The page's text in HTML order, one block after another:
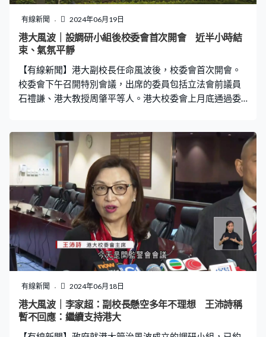
有線新聞 2024年06月19日
港大風波｜設調研小組後校委會首次開會 近半小時結
束、氣氛平靜
【有線新聞】港大副校長任命風波後，校委會首次開會。
校委會下午召開特別會議，出席的委員包括立法會前議員
石禮謙、港大教授周肇平等人。港大校委會上月底通過委
張翔及王沛詩都有出席，近半小時的會議氣氛平靜，未有
討論任命副校長事宜。
有線新聞 2024年06月18日
港大風波｜李家超：副校長懸空多年不理想 王沛詩稱
暫不回應：繼續支持港大